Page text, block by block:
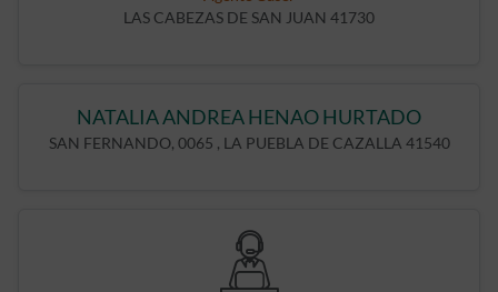
LAS CABEZAS DE SAN JUAN 41730
NATALIA ANDREA HENAO HURTADO
SAN FERNANDO, 0065 , LA PUEBLA DE CAZALLA 41540